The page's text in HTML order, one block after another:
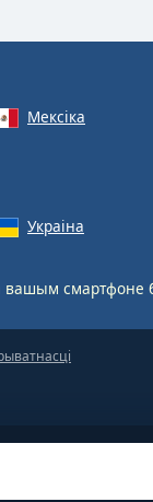
Мексіка
Украіна
вашым смартфоне